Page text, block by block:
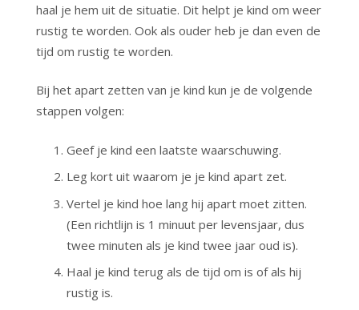
haal je hem uit de situatie. Dit helpt je kind om weer
rustig te worden. Ook als ouder heb je dan even de
tijd om rustig te worden.
Bij het apart zetten van je kind kun je de volgende
stappen volgen:
Geef je kind een laatste waarschuwing.
Leg kort uit waarom je je kind apart zet.
Vertel je kind hoe lang hij apart moet zitten.
(Een richtlijn is 1 minuut per levensjaar, dus
twee minuten als je kind twee jaar oud is).
Haal je kind terug als de tijd om is of als hij
rustig is.